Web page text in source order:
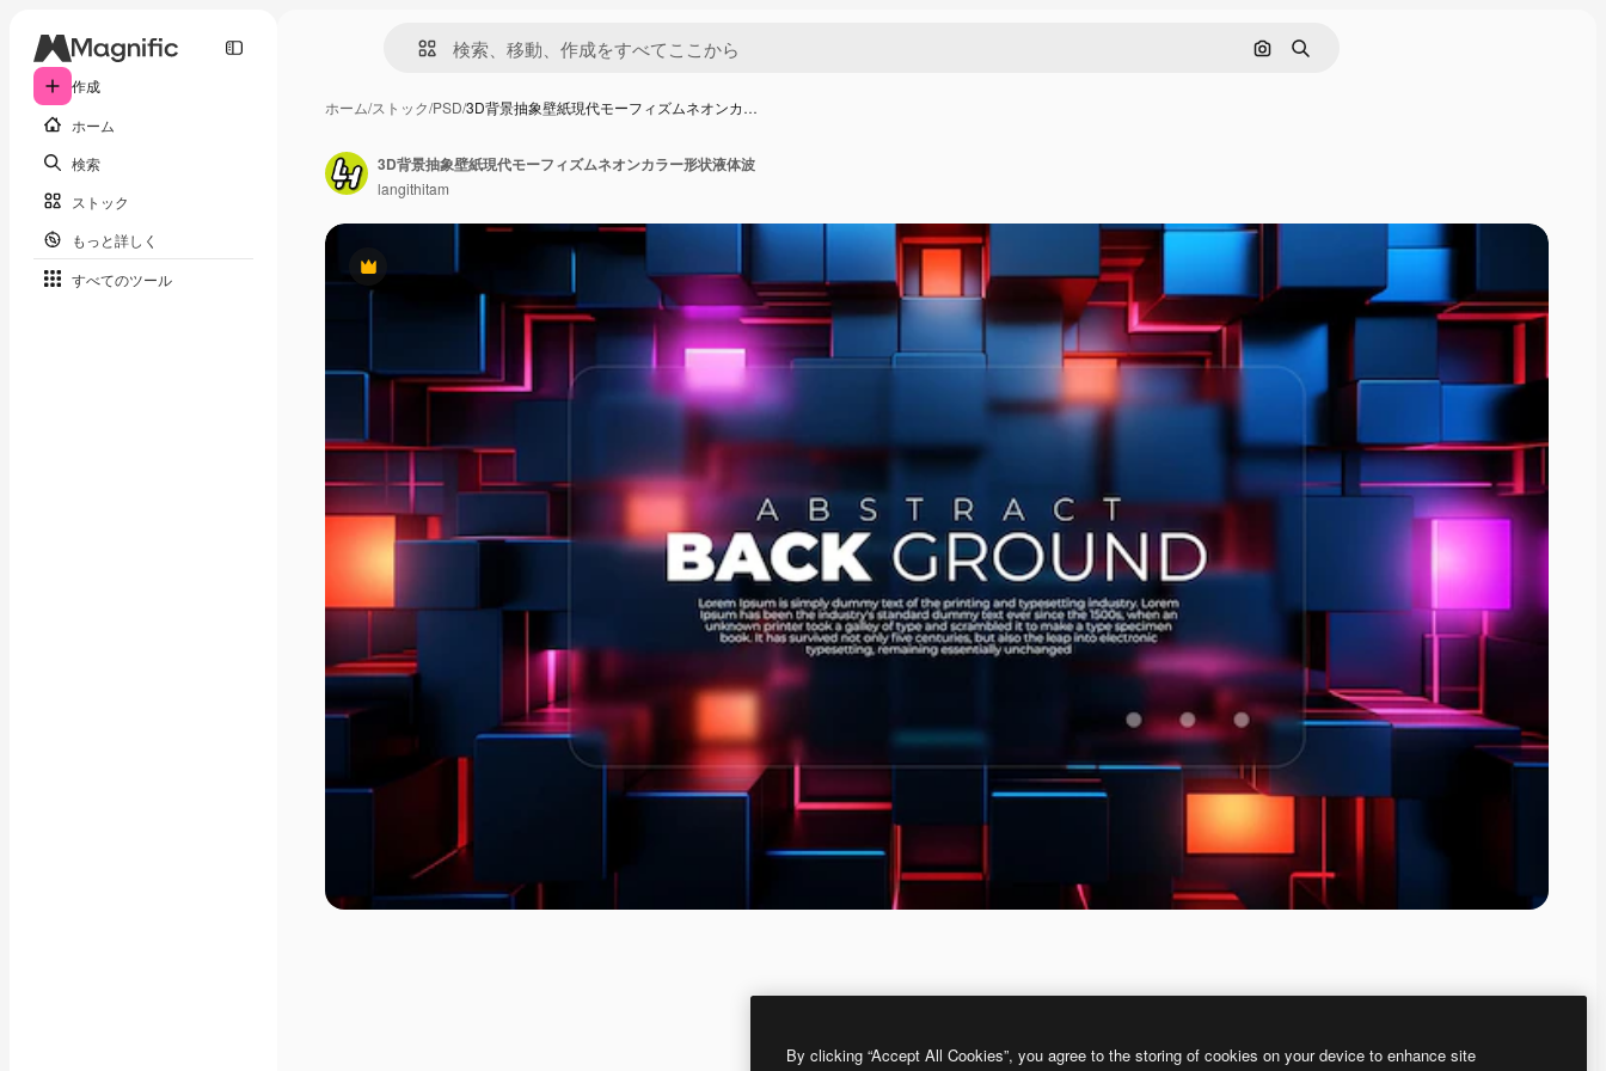
作成
ホーム
検索
ストック
もっと詳しく
すべてのツール
画像で検索
検索
ホーム/ストック/PSD/3D背景抽象壁紙現代モーフィズムネオンカ…
Premium
3D背景抽象壁紙現代モーフィズムネオンカラー形状液体波
langithitam
By clicking “Accept All Cookies”, you agree to the storing of cookies on your device to enhance site